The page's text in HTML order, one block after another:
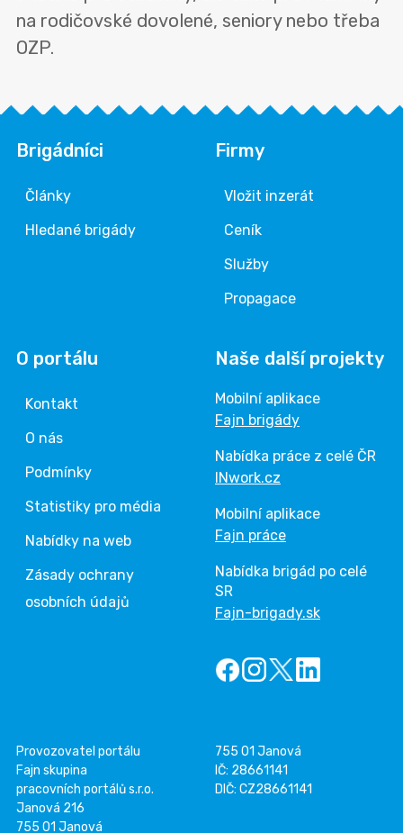
na rodičovské dovolené, seniory nebo třeba
OZP.
Brigádníci
Články
Hledané brigády
Firmy
Vložit inzerát
Ceník
Služby
Propagace
O portálu
Kontakt
O nás
Podmínky
Statistiky pro média
Nabídky na web
Zásady ochrany
osobních údajů
Naše další projekty
Mobilní aplikace
Fajn brigády
Nabídka práce z celé ČR
INwork.cz
Mobilní aplikace
Fajn práce
Nabídka brigád po celé
SR
Fajn-brigady.sk
Provozovatel portálu
Fajn skupina
pracovních portálů s.r.o.
Janová 216
755 01 Janová
755 01 Janová
IČ: 28661141
DIČ: CZ28661141